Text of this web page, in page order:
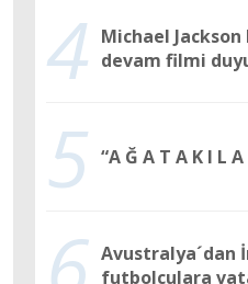
4 Michael
devam filmi
5 “A Ğ A T A K I L
Avustralya´dan
futbolculara